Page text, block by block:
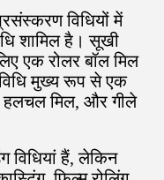
विधियों में
शामिल है। सूखी
एक रोलर बॉल मिल
मुख्य रूप से एक
हलचल मिल, और गीले
विधियां हैं, लेकिन